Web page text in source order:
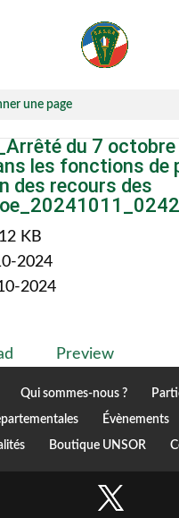
une page
du 7
les fonctions de
des recours des
KB
2024
2024
Preview
Qui sommes-nous ?
Évènements
Boutique UNSOR